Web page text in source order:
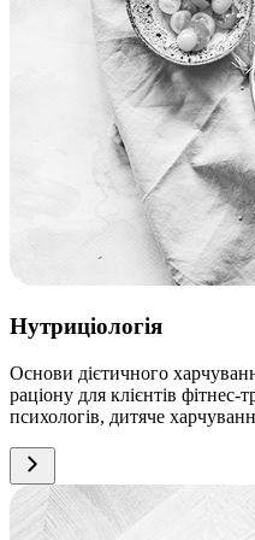
Нутриціологія
Основи дієтичного
раціону для клієнтів фітнес-
психологів, дитяче